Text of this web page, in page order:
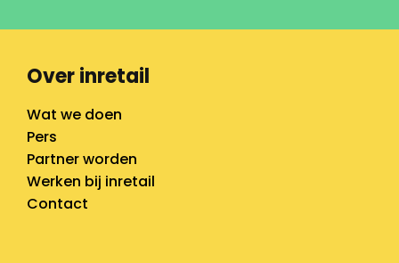
Over inretail
Wat we doen
Pers
Partner worden
Werken bij inretail
Contact